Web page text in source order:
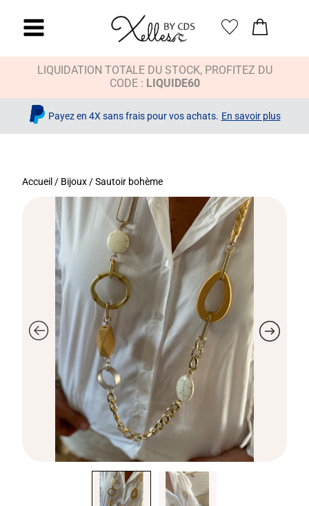
LIQUIDATION TOTALE DU STOCK, PROFITEZ DU
CODE : LIQUIDE60
Payez en 4X sans frais pour vos achats. En savoir plus
Accueil / Bijoux / Sautoir bohème